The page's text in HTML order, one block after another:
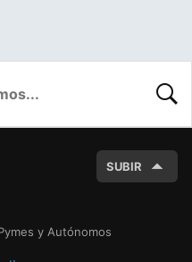
SUBIR
y Autónomos